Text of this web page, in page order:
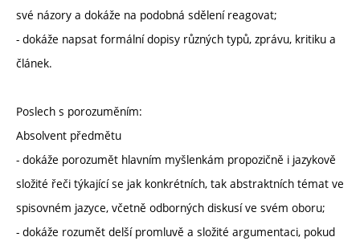
své názory a dokáže na podobná sdělení reagovat;
- dokáže napsat formální dopisy různých typů, zprávu, kritiku a
článek.
Poslech s porozuměním:
Absolvent předmětu
- dokáže porozumět hlavním myšlenkám propozičně i jazykově
složité řeči týkající se jak konkrétních, tak abstraktních témat ve
spisovném jazyce, včetně odborných diskusí ve svém oboru;
- dokáže rozumět delší promluvě a složité argumentaci, pokud